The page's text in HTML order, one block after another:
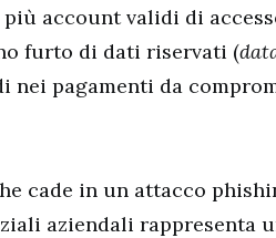
account validi di
furto di dati riservati (
nei pagamenti da
cade in un attacco
aziendali rappresenta